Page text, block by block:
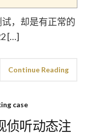
，却是有正常的
[…]
Continue Reading
case
侦听动态注